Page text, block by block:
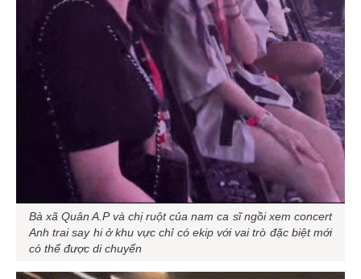
Bà xã Quân A.P và chị ruột của nam ca sĩ ngồi xem concert
Anh trai say hiở khu vực chỉ có ekip với vai trò đặc biệt mới
có thể được di chuyển